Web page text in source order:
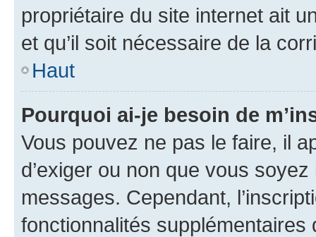
propriétaire du site internet ait
et qu’il soit nécessaire de la
Haut
Pourquoi ai-je besoin de
Vous pouvez ne pas le faire, il
d’exiger ou non que vous
messages. Cependant,
fonctionnalités